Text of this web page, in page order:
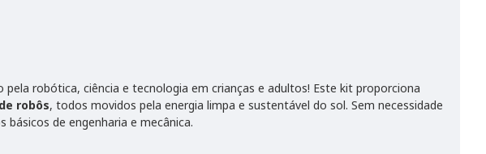
robótica, ciência e tecnologia em crianças e adultos! Este kit proporciona
robôs, todos movidos pela energia limpa e sustentável do sol. Sem necessidade
de engenharia e mecânica.